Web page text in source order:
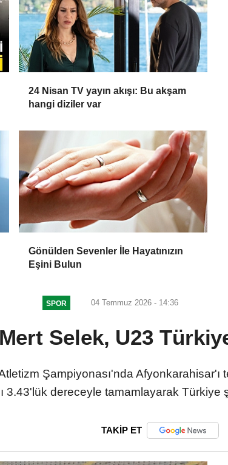
24 Nisan TV yayın akışı: Bu akşam
hangi diziler var
Gönülden Sevenler İle Hayatınızın
Eşini Bulun
SPOR 04 Temmuz 2026 - 14:36
Selek, U23
Şampiyonası'nda Afyonkarahisar'ı
3.43'lük dereceyle tamamlayarak Türkiye
TAKİP ET